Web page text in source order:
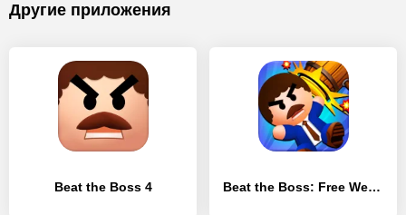
Другие приложения
Beat the Boss 4 Beat the Boss: Free Weapons